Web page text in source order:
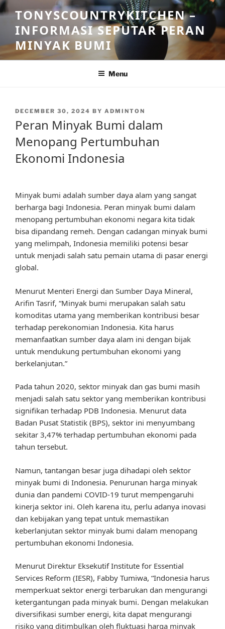
Skip
to
content
TONYSCOUNTRYKITCHEN –
INFORMASI SEPUTAR PERAN
MINYAK BUMI
Menu
POSTED
DECEMBER 30, 2024 BY ADMINTON
Peran Minyak Bumi dalam
Menopang Pertumbuhan
Ekonomi Indonesia
Minyak bumi adalah sumber daya alam yang sangat
berharga bagi Indonesia. Peran minyak bumi dalam
menopang pertumbuhan ekonomi negara kita tidak
bisa dipandang remeh. Dengan cadangan minyak bumi
yang melimpah, Indonesia memiliki potensi besar
untuk menjadi salah satu pemain utama di pasar energi
global.
Menurut Menteri Energi dan Sumber Daya Mineral,
Arifin Tasrif, “Minyak bumi merupakan salah satu
komoditas utama yang memberikan kontribusi besar
terhadap perekonomian Indonesia. Kita harus
memanfaatkan sumber daya alam ini dengan bijak
untuk mendukung pertumbuhan ekonomi yang
berkelanjutan.”
Pada tahun 2020, sektor minyak dan gas bumi masih
menjadi salah satu sektor yang memberikan kontribusi
signifikan terhadap PDB Indonesia. Menurut data
Badan Pusat Statistik (BPS), sektor ini menyumbang
sekitar 3,47% terhadap pertumbuhan ekonomi pada
tahun tersebut.
Namun, tantangan besar juga dihadapi oleh sektor
minyak bumi di Indonesia. Penurunan harga minyak
dunia dan pandemi COVID-19 turut mempengaruhi
kinerja sektor ini. Oleh karena itu, perlu adanya inovasi
dan kebijakan yang tepat untuk memastikan
keberlanjutan sektor minyak bumi dalam menopang
pertumbuhan ekonomi Indonesia.
Menurut Direktur Eksekutif Institute for Essential
Services Reform (IESR), Fabby Tumiwa, “Indonesia harus
memperkuat sektor energi terbarukan dan mengurangi
ketergantungan pada minyak bumi. Dengan melakukan
diversifikasi sumber energi, kita dapat mengurangi
risiko yang ditimbulkan oleh fluktuasi harga minyak